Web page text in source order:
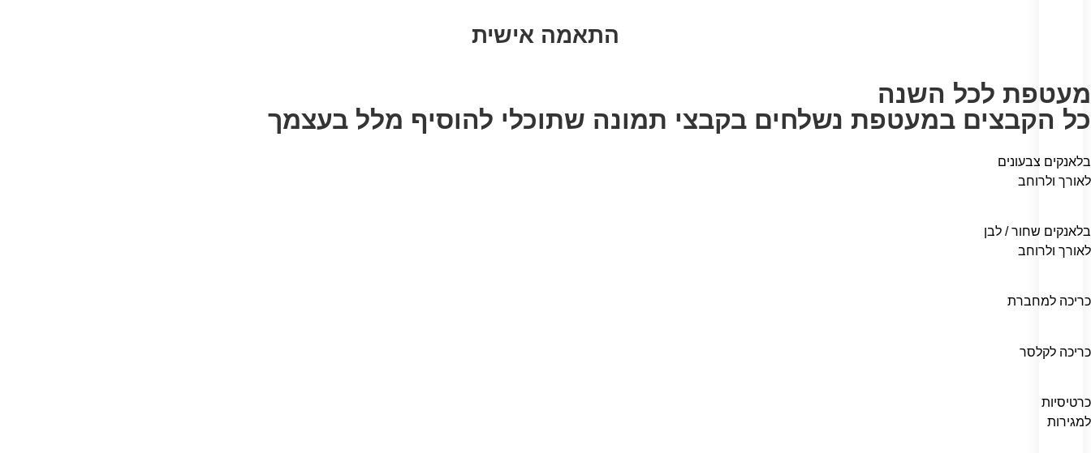
התאמה אישית
מעטפת לכל השנה
כל הקבצים במעטפת נשלחים בקבצי תמונה שתוכלי להוסיף מלל בעצמך
בלאנקים צבעונים
לאורך ולרוחב
בלאנקים שחור / לבן
לאורך ולרוחב
כריכה למחברת
כריכה לקלסר
כרטיסיות
למגירות